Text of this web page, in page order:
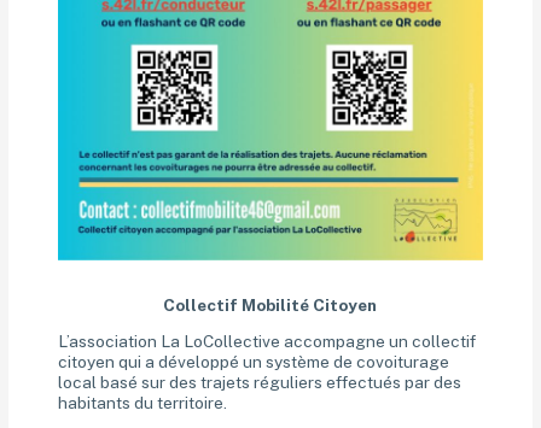
Collectif Mobilité Citoyen
L’association La LoCollective accompagne un collectif
citoyen qui a développé un système de covoiturage
local basé sur des trajets réguliers effectués par des
habitants du territoire.